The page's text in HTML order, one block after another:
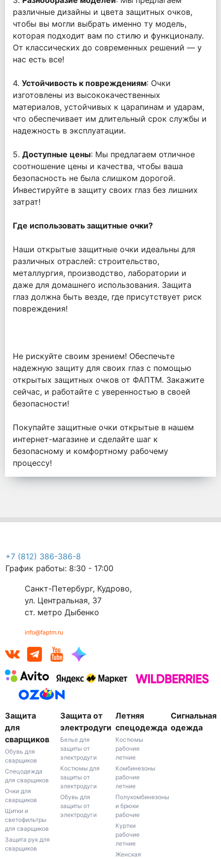
различные дизайны и цвета защитных очков,
чтобы вы могли выбрать именно ту модель,
которая подходит вам по стилю и функционалу.
От классических до современных решений — у
нас есть все!
4. Устойчивость к повреждениям: Очки
изготовлены из высококачественных
материалов, устойчивых к царапинам и ударам,
что обеспечивает им длительный срок службы и
надежность в эксплуатации.
5. Доступные цены: Мы предлагаем отличное
соотношение цены и качества, чтобы ваша
безопасность не была слишком дорогой.
Инвестируйте в защиту своих глаз без лишних
затрат!
Где использовать защитные очки?
Наши открытые защитные очки идеальны для
различных отраслей: строительство,
металлургия, производство, лаборатории и
даже для домашнего использования. Защита
глаз должна быть везде, где присутствует риск
повреждения!
Не рискуйте своим зрением! Обеспечьте
надежную защиту для своих глаз с помощью
открытых защитных очков от ФАПТМ. Закажите
сейчас, и работайте с уверенностью в своей
безопасности!
Покупайте защитные очки открытые в нашем
интернет-магазине и сделайте шаг к
безопасному и комфортному рабочему
процессу!
+7 (812) 386-386-8
График работы: 8:30 - 17:00
Санкт-Петербург, Кудрово,
ул. Центральная, 37
ст. метро Дыбенко
info@faptm.ru
Защита
для
сварщиков
Обувь для
сварщиков
Спецодежда
для сварщиков
Очки для
сварщиков
Щитки и
светофильтры
для сварщиков
Защита рук для
сварщиков
Защита от
электродуги
Белье для
защиты от
электродуги
Костюмы для
защиты от
электродуги
Обувь для
защиты от
электродуги
Летняя
спецодежда
Костюмы
рабочие
летние
Комбинезоны
рабочие
летние
Полукомбинезоны
и брюки
рабочие
Куртки
рабочие
летние
Женская
Сигнальная
одежда